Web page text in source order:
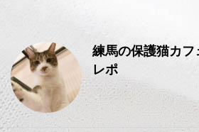
練馬の保護猫カ
レポ